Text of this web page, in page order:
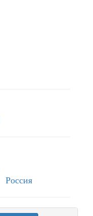
Россия